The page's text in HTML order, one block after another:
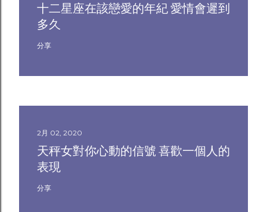
十二星座在該戀愛的年紀 愛情會遲到
多久
分享
2月 02, 2020
天秤女對你心動的信號 喜歡一個人的
表現
分享